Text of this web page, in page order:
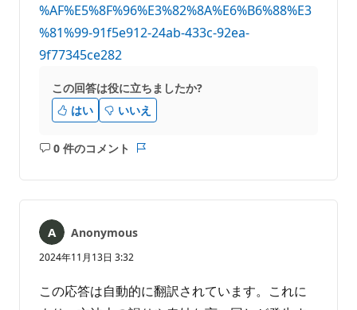
%AF%E5%8F%96%E3%82%8A%E6%B6%88%E3
%81%99-91f5e912-24ab-433c-92ea-
9f77345ce282
この回答は役に立ちましたか?
はい
いいえ
0 件のコメント
コ
ト
あ
り
せ
ん
ト
Anonymous
2024年11月13日 3:32
この応答は自動的に翻訳されています。これに